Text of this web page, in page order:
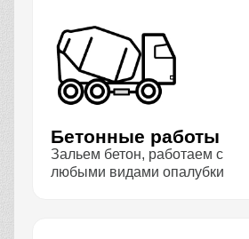
Бетонные работы
Зальем бетон, работаем с
любыми видами опалубки